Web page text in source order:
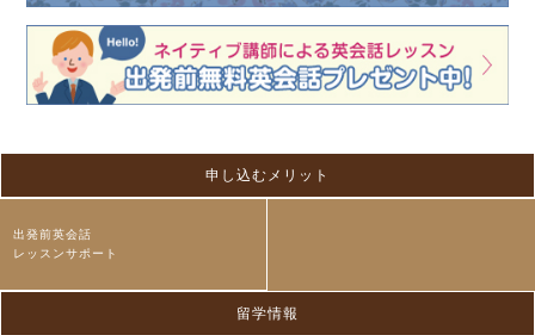
申し込むメリット
出発前英会話
レッスンサポート
留学情報